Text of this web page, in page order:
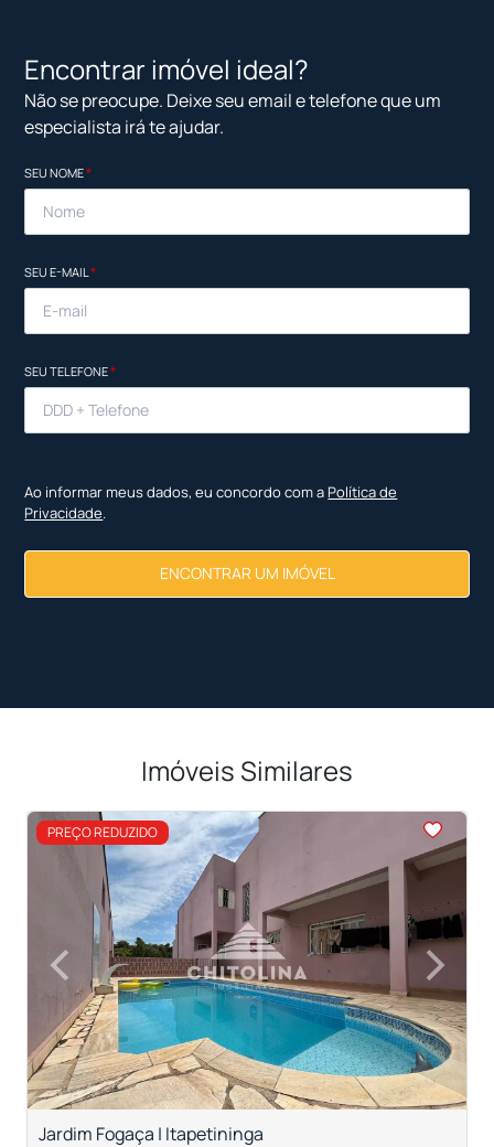
Encontrar imóvel ideal?
Não se preocupe. Deixe seu email e telefone que um
especialista irá te ajudar.
SEU NOME*
SEU E-MAIL*
SEU TELEFONE*
Ao informar meus dados, eu concordo com a Política de
Privacidade.
ENCONTRAR UM IMÓVEL
Imóveis Similares
PREÇO REDUZIDO
<<<<
‹Previous ›
Next
Jardim Fogaça | Itapetininga